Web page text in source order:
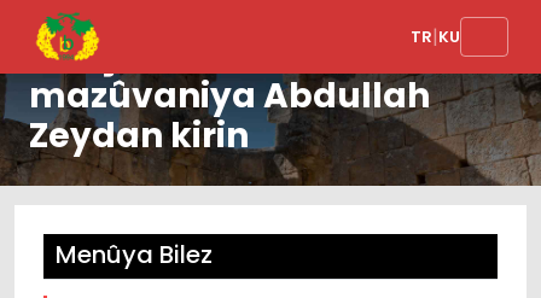
TR|KU
Hevşaredaran
mazûvaniya Abdullah
Zeydan kirin
Menûya Bilez